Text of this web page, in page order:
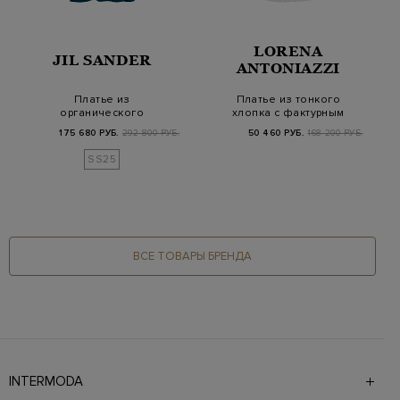
JIL SANDER
Платье из
органического
со скульпту…
175 680 РУБ. 292 800 РУБ.
SS25
LORENA
ANTONIAZZI
Платье из тонкого
хлопка с фактурным
50 460 РУБ. 168 200 РУБ.
ВСЕ ТОВАРЫ БРЕНДА
INTERMODA